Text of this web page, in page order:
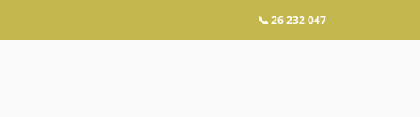
📞 26 232 047